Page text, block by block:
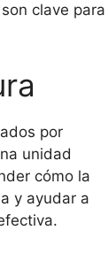
clave para
por
unidad
cómo la
y ayudar a